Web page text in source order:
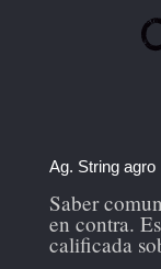
Ag. String agro
Saber
en contra.
calificada